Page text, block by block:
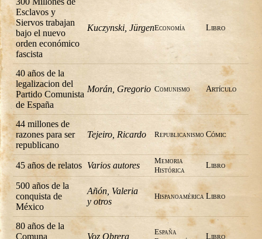
Esclavos y
Siervos trabajan
bajo el nuevo
orden económico
fascista
Kuczynski, JürgenEconomía Libro
40 años de la
legalizacion del
Partido Comunista
de España
Morán, Gregorio Comunismo Artí­culo
44 millones de
razones para ser
republicano
Tejeiro, Ricardo Republicanismo Cómic
45 años de relatos Varios autores
Memoria
Histórica
Libro
500 años de la
conquista de
México
Añón, Valeria
y otros
Hispanoamérica Libro
80 años de la
Comuna
Voz Obrera
España
Libro